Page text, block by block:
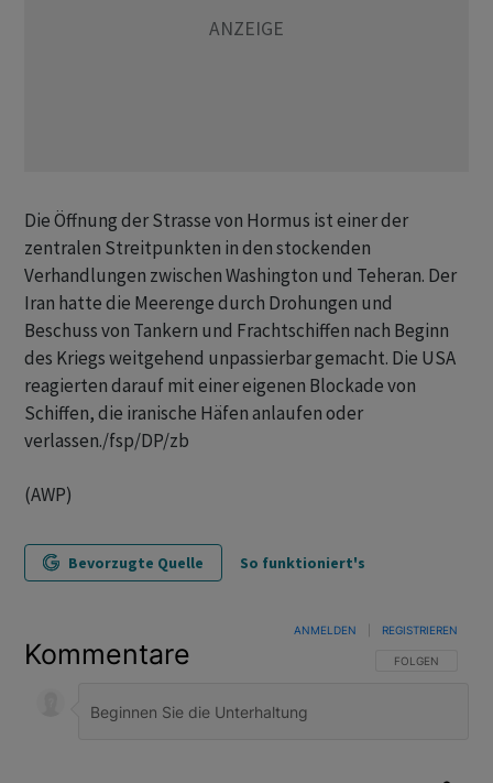
Die Öffnung der Strasse von Hormus ist einer der
zentralen Streitpunkten in den stockenden
Verhandlungen zwischen Washington und Teheran. Der
Iran hatte die Meerenge durch Drohungen und
Beschuss von Tankern und Frachtschiffen nach Beginn
des Kriegs weitgehend unpassierbar gemacht. Die USA
reagierten darauf mit einer eigenen Blockade von
Schiffen, die iranische Häfen anlaufen oder
verlassen./fsp/DP/zb
(AWP)
Bevorzugte Quelle So funktioniert's
Kommentare FOLGE DIESER
FOLGEN
ANMELDEN REGISTRIEREN